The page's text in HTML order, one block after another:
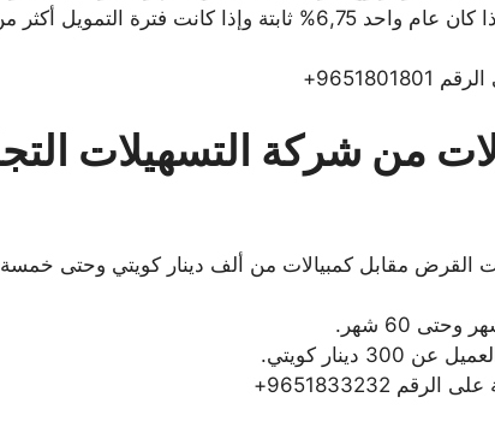
تتراوح معدلات الفائدة على القرض إذا كان عام واحد 6,75% ثابتة وإذا كانت فترة التمويل
من شركة التسهيلات
القرض مقابل كمبيالات من ألف دينار كويتي وحتى خمسة
كويتي.
9651833232+